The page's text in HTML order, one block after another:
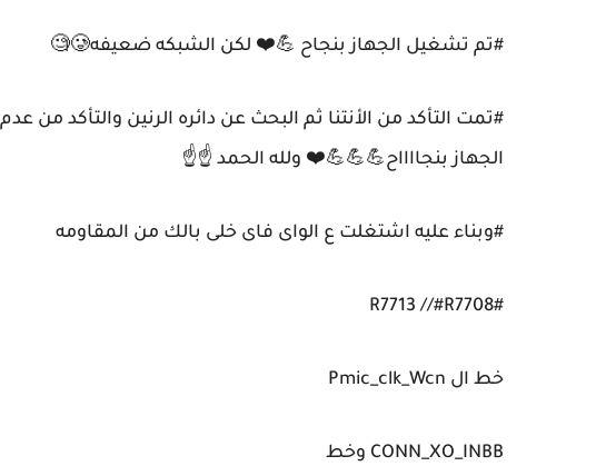
#تم تشغيل الجهاز بنجاح 💪❤️ لكن الشبكه ضعيفه🥲🧐
#تمت التأكد من الأنتنا ثم البحث عن دائره الرنين والتأكد
الجهاز بنجااااح💪💪💪❤️ ولله الحمد ☝️☝️
#وبناء عليه اشتغلت ع الواى فاى خلى بالك من المقاومه
#R7713 //#R7708
خط ال Pmic_clk_Wcn
CONN_XO_INBB وخط